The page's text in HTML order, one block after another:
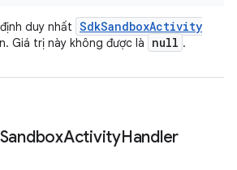
duy nhất SdkSandboxActivity
Giá trị này không được là null .
SandboxActivityHandler